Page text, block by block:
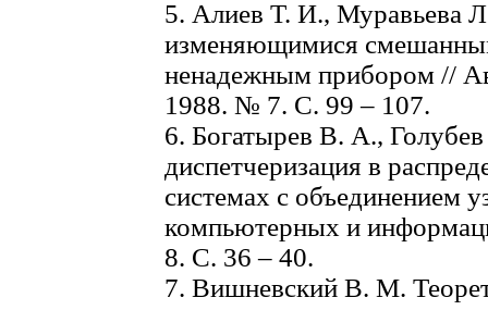
5. Алиев Т. И., Муравьева
изменяющимися
ненадежным прибором //
1988. № 7. С. 99 – 107.
6. Богатырев В. А.,
диспетчеризация в
системах с объединением
компьютерных и
8. С. 36 – 40.
7. Вишневский В. М.